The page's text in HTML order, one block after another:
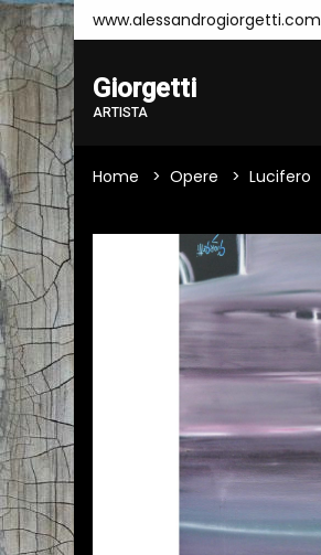
www.alessandrogiorgetti.com
Giorgetti
ARTISTA
Home Opere Lucifero